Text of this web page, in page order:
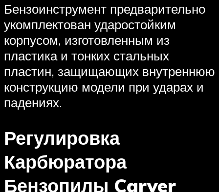
Бензоинструмент предварительно
укомплектован ударостойким
корпусом, изготовленным из
пластика и тонких стальных
пластин, защищающих внутреннюю
конструкцию модели при ударах и
падениях.
Регулировка
Карбюратора
Бензопилы Carver